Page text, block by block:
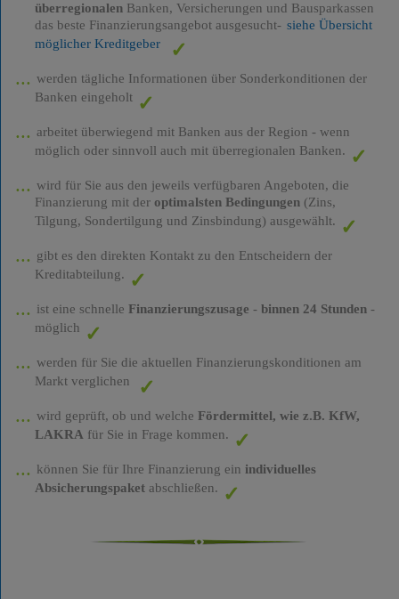
überregionalenBanken, Versicherungen und Bausparkassen
das beste Finanzierungsangebot ausgesucht- siehe Übersicht
möglicher Kreditgeber
werden tägliche Informationen über Sonderkonditionen der
Banken eingeholt
arbeitet überwiegend mit Banken aus der Region - wenn
möglich oder sinnvoll auch mit überregionalen Banken.
wird für Sie aus den jeweils verfügbaren Angeboten, die
Finanzierung mit der optimalsten Bedingungen(Zins,
Tilgung, Sondertilgung und Zinsbindung) ausgewählt.
gibt es den direkten Kontakt zu den Entscheidern der
Kreditabteilung.
ist eine schnelle Finanzierungszusage - binnen 24 Stunden-
möglich
werden für Sie die aktuellen Finanzierungskonditionen am
Markt verglichen
wird geprüft, ob und welche Fördermittel, wie z.B. KfW,
LAKRA für Sie in Frage kommen.
können Sie für Ihre Finanzierung ein individuelles
Absicherungspaketabschließen.